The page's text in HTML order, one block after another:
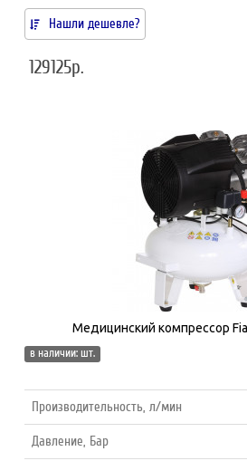
Нашли дешевле?
129125р.
Медицинский компрессор
в наличии: шт.
Производительность, л/мин
Давление, Бар